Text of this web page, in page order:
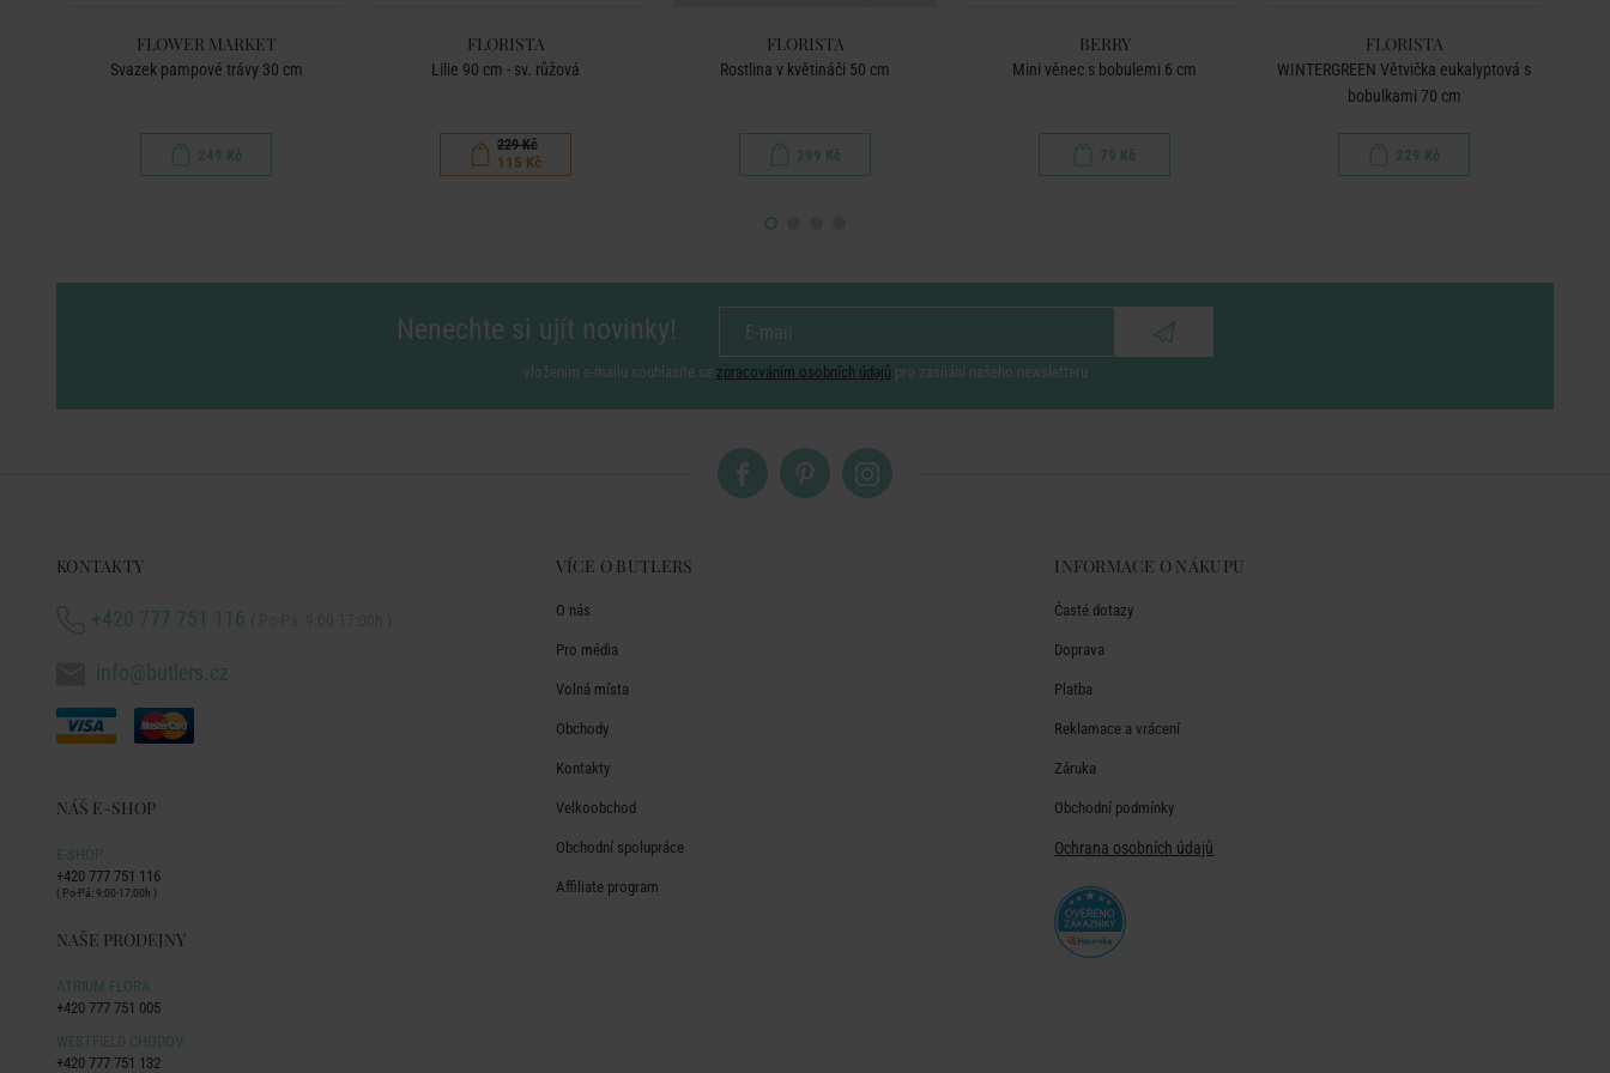
FLOWER MARKET
Svazek pampové trávy 30 cm
249 Kč
FLORISTA
Lilie 90 cm - sv. růžová
229 Kč
115 Kč
FLORISTA
Rostlina v květináči 50 cm
299 Kč
BERRY
Mini věnec s bobulemi 6 cm
79 Kč
FLORISTA
WINTERGREEN Větvička eukalyptová s
bobulkami 70 cm
229 Kč
Nenechte si ujít novinky!
vložením e-mailu souhlasíte se zpracováním osobních údajů pro zasílání našeho newsletteru
KONTAKTY
+420 777 751 116
info@butlers.cz
NÁŠ E-SHOP
E-SHOP
+420 777 751 116
( Po-Pá: 9:00-17:00h )
NAŠE PRODEJNY
ATRIUM FLORA
+420 777 751 005
WESTFIELD CHODOV
+420 777 751 132
VÍCE O BUTLERS
O nás
Pro média
Volná místa
Obchody
Kontakty
Velkoobchod
Obchodní spolupráce
Affiliate program
INFORMACE O NÁKUPU
Časté dotazy
Doprava
Platba
Reklamace a vrácení
Záruka
Obchodní podmínky
Ochrana osobních údajů